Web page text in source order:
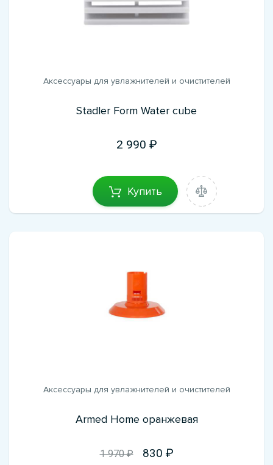
Аксессуары для увлажнителей и очистителей
Stadler Form Water cube
2 990
Купить
Аксессуары для увлажнителей и очистителей
Armed Home оранжевая
1 970 ₽ 830